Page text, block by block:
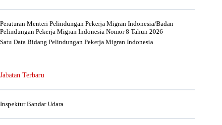
Peraturan Menteri Pelindungan Pekerja Migran Indonesia/Badan
Pelindungan Pekerja Migran Indonesia Nomor 8 Tahun 2026
Satu Data Bidang Pelindungan Pekerja Migran Indonesia
Jabatan Terbaru
Inspektur Bandar Udara